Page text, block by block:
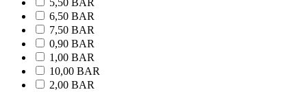
5,50 BAR
6,50 BAR
7,50 BAR
0,90 BAR
1,00 BAR
10,00 BAR
2,00 BAR